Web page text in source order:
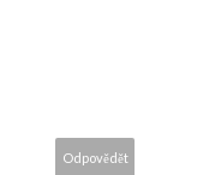
Odpovědět